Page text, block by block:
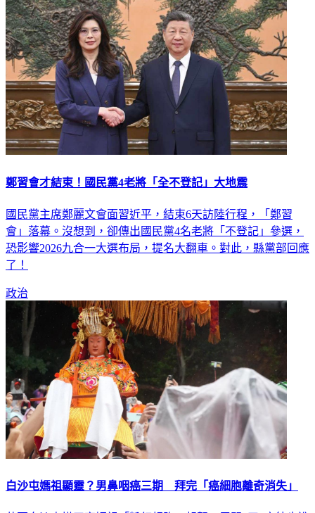
鄭習會才結束！國民黨4老將「全不登記」大地震
國民黨主席鄭麗文會面習近平，結束6天訪陸行程，「鄭習
會」落幕。沒想到，卻傳出國民黨4名老將「不登記」參選，
恐影響2026九合一大選布局，提名大翻車。對此，縣黨部回應
了！
政治
白沙屯媽祖顯靈？男鼻咽癌三期 拜完「癌細胞離奇消失」